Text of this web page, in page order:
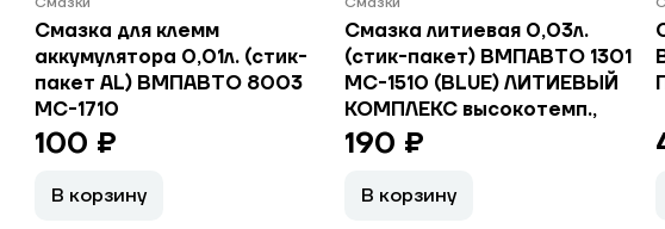
Смазка для клемм
аккумулятора 0,01л. (стик-
пакет AL) ВМПАВТО 8003
МС-1710
100 ₽
В корзину
Смазка литиевая 0,03л.
(стик-пакет) ВМПАВТО 1301
МС-1510 (BLUE) ЛИТИЕВЫЙ
КОМПЛЕКС высокотемп.,
190 ₽
В корзину